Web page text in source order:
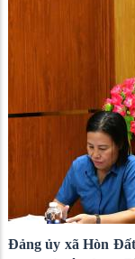
Đảng ủy xã Hòn